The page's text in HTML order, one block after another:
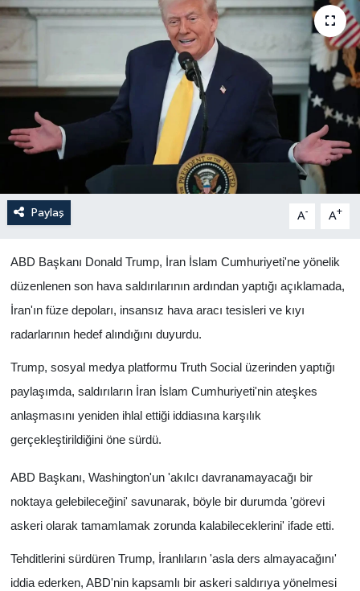
Paylaş A- A+
ABD Başkanı Donald Trump, İran İslam Cumhuriyeti'ne yönelik
düzenlenen son hava saldırılarının ardından yaptığı açıklamada,
İran'ın füze depoları, insansız hava aracı tesisleri ve kıyı
radarlarının hedef alındığını duyurdu.
Trump, sosyal medya platformu Truth Social üzerinden yaptığı
paylaşımda, saldırıların İran İslam Cumhuriyeti'nin ateşkes
anlaşmasını yeniden ihlal ettiği iddiasına karşılık
gerçekleştirildiğini öne sürdü.
ABD Başkanı, Washington'un 'akılcı davranamayacağı bir
noktaya gelebileceğini' savunarak, böyle bir durumda 'görevi
askeri olarak tamamlamak zorunda kalabileceklerini' ifade etti.
Tehditlerini sürdüren Trump, İranlıların 'asla ders almayacağını'
iddia ederken, ABD'nin kapsamlı bir askeri saldırıya yönelmesi
Bi̇li̇m & Teknoloji̇
Eği̇ti̇m